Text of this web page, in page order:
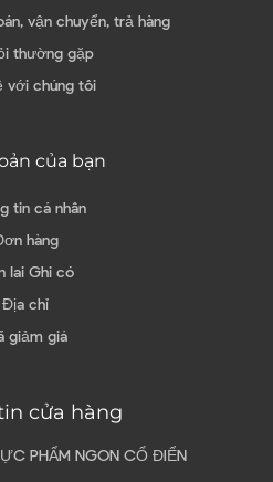
vận chuyển, trả hàng
thường gặp
với chúng tôi
của bạn
tin cá nhân
hàng
lai Ghi có
Địa chỉ
giảm giá
cửa hàng
PHẨM NGON CỔ ĐIỂN